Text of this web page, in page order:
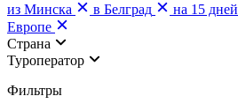
из Минска
в Белград на 15 дней
Европе
Страна
Туроператор
Фильтры